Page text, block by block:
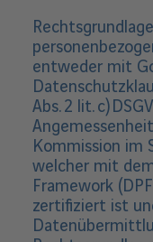
entweder mit
Abs. 2 lit. c)
Kommission im
welcher mit
Framework
zertifiziert ist